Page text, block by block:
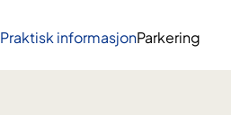
Praktisk informasjonParkering